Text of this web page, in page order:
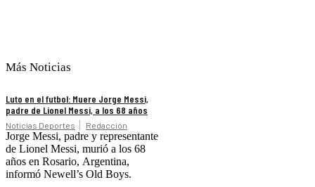
Más Noticias
Luto en el futbol: Muere Jorge Messi,
padre de Lionel Messi, a los 68 años
Noticias Deportes Redacción
Jorge Messi, padre y representante
de Lionel Messi, murió a los 68
años en Rosario, Argentina,
informó Newell’s Old Boys.